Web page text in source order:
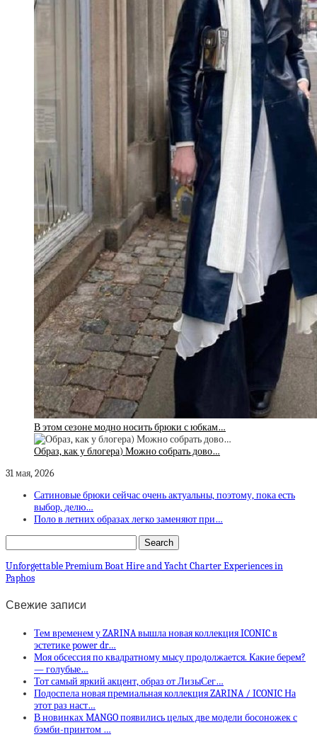
В этом сезоне модно носить брюки с юбкам…
Образ, как у блогера) Можно собрать дово…
31 мая, 2026
Сатиновые брюки сейчас очень актуальны, поэтому, пока есть
выбор, делю…
Поло в летних образах легко заменяют при…
Unforgettable Premium Boat Hire and Yacht Charter Experiences in
Paphos
Свежие записи
Тем временем у ZARINA вышла новая коллекция ICONIC в
эстетике power dr…
Моя обсессия по квадратному мысу продолжается. Какие берем?
— голубые…
Тот самый яркий акцент, образ от ЛизыСег…
Подоспела новая премиальная коллекция ZARINA / ICONIC На
этот раз наст…
В новинках MANGO появились целых две модели босоножек с
бэмби-принтом …